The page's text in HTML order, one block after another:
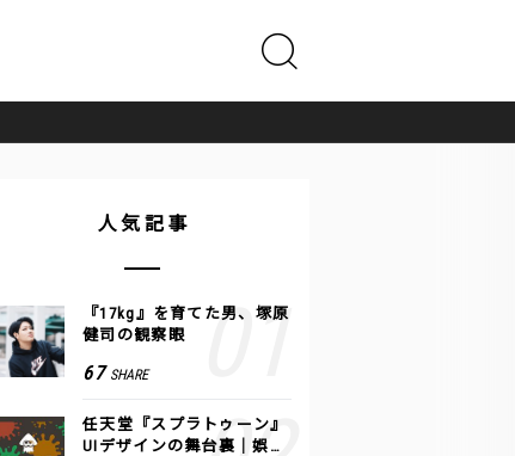
人気記事
『17kg』を育てた男、塚原
健司の観察眼
67 SHARE
任天堂『スプラトゥーン』
UIデザインの舞台裏｜娯楽